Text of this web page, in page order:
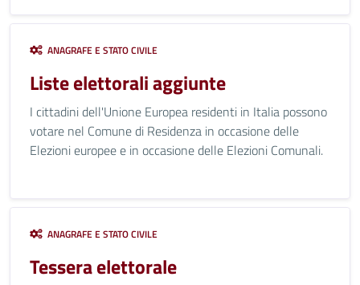
ANAGRAFE E STATO CIVILE
Liste elettorali aggiunte
I cittadini dell'Unione Europea residenti in Italia possono
votare nel Comune di Residenza in occasione delle
Elezioni europee e in occasione delle Elezioni Comunali.
ANAGRAFE E STATO CIVILE
Tessera elettorale